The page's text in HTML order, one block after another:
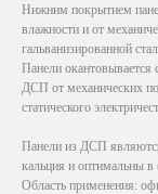
Нижним покрытием
влажности и от
гальванизированной
Панели
ДСП от механических
статического
Панели из ДСП
кальция и оптимальны в
Область применения: